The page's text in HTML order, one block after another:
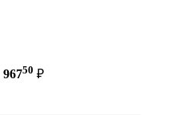
96750 ₽